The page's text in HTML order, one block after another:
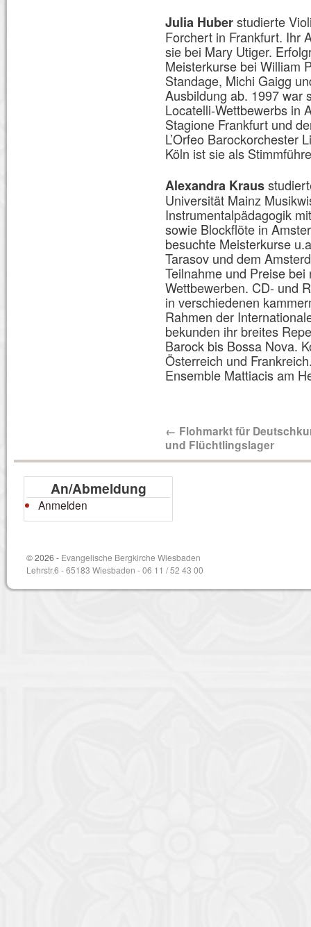
Julia Huberstudierte
Forchert in Frankfurt. Ihr
sie bei Mary Utiger.
Meisterkurse bei William
Standage, Michi Gaigg
Ausbildung ab. 1997 war
Locatelli-Wettbewerbs in
Stagione Frankfurt und
L’Orfeo Barockorchester
Köln ist sie als
Alexandra Kraus
Universität Mainz
Instrumentalpädagogik
sowie Blockflöte in
besuchte Meisterkurse
Tarasov und dem
Teilnahme und Preise
Wettbewerben. CD- und
in verschiedenen
Rahmen der
bekunden ihr breites
Barock bis Bossa Nova.
Österreich und
Ensemble Mattiacis am
← Flohmarkt für
und Flüchtlingslager
An/Abmeldung
Anmelden
© 2026 - Evangelische Bergkirche Wiesbaden
Lehrstr.6 - 65183 Wiesbaden - 06 11 / 52 43 00